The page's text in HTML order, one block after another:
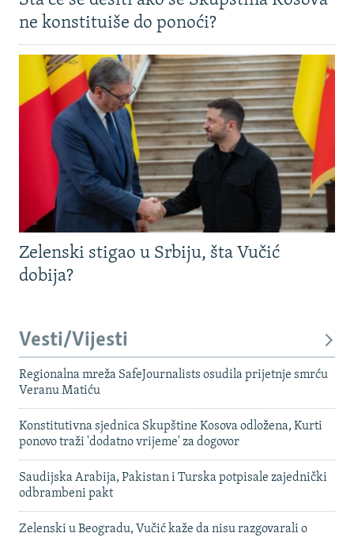
ne konstituiše do ponoći?
Zelenski stigao u Srbiju, šta Vučić
dobija?
Vesti/Vijesti
Regionalna mreža SafeJournalists osudila prijetnje smrću
Veranu Matiću
Konstitutivna sjednica Skupštine Kosova odložena, Kurti
ponovo traži 'dodatno vrijeme' za dogovor
Saudijska Arabija, Pakistan i Turska potpisale zajednički
odbrambeni pakt
Zelenski u Beogradu, Vučić kaže da nisu razgovarali o